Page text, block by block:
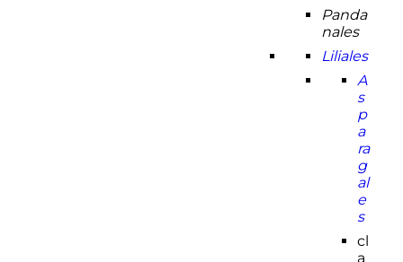
Panda
nales
Liliales
A
s
p
a
ra
g
al
e
s
cl
a